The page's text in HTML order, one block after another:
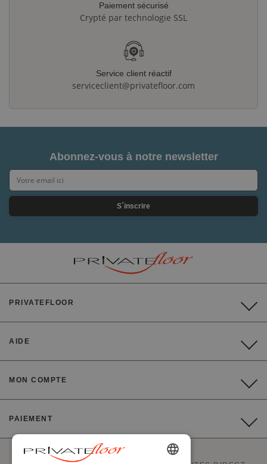
Paiement sécurisé
Crypté par technologie SSL
Service client réactif
serviceclient@privatefloor.com
Abonnez-vous à notre newsletter
S´inscrire
PRIVATEFLOOR
AIDE
MON COMPTE
PAIEMENT